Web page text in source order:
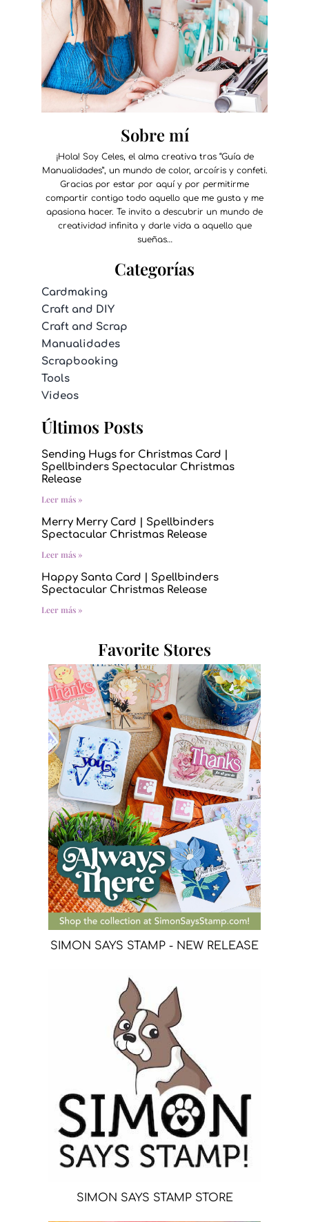
Sobre mí
¡Hola! Soy Celes, el alma creativa tras “Guía de
Manualidades”, un mundo de color, arcoíris y confeti.
Gracias por estar por aquí y por permitirme
compartir contigo todo aquello que me gusta y me
apasiona hacer. Te invito a descubrir un mundo de
creatividad infinita y darle vida a aquello que
sueñas…
Categorías
Cardmaking
Craft and DIY
Craft and Scrap
Manualidades
Scrapbooking
Tools
Videos
Últimos Posts
Sending Hugs for Christmas Card |
Spellbinders Spectacular Christmas
Release
Leer más »
Merry Merry Card | Spellbinders
Spectacular Christmas Release
Leer más »
Happy Santa Card | Spellbinders
Spectacular Christmas Release
Leer más »
Favorite Stores
SIMON SAYS STAMP - NEW RELEASE
SIMON SAYS STAMP STORE